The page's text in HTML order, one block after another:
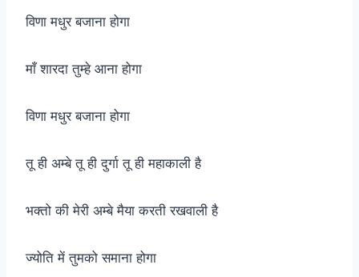
विणा मधुर बजाना होगा
माँ शारदा तुम्हे आना होगा
विणा मधुर बजाना होगा
तू ही अम्बे तू ही दुर्गा तू ही महाकाली है
भक्तो की मेरी अम्बे मैया करती रखवाली है
ज्योति में तुमको समाना होगा